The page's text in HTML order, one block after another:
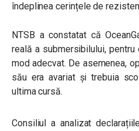
îndeplinea cerințele de
NTSB a constatat că
reală a submersibilului,
mod adecvat. De asemenea,
său era avariat și trebuia
ultima cursă.
Consiliul a analizat